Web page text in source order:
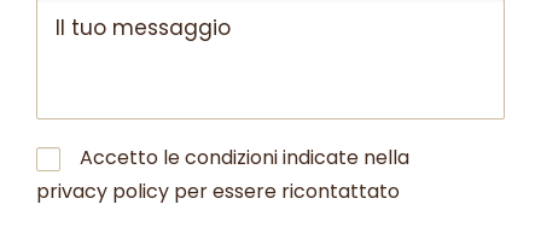
Accetto le condizioni indicate nella
privacy policy per essere ricontattato